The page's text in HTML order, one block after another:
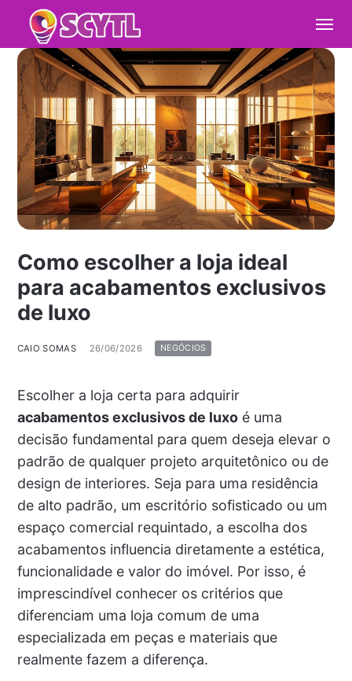
Como escolher a loja ideal
para acabamentos exclusivos
de luxo
CAIO SOMAS 26/06/2026 NEGÓCIOS
Escolher a loja certa para adquirir
acabamentos exclusivos de luxoé uma
decisão fundamental para quem deseja elevar o
padrão de qualquer projeto arquitetônico ou de
design de interiores. Seja para uma residência
de alto padrão, um escritório sofisticado ou um
espaço comercial requintado, a escolha dos
acabamentos influencia diretamente a estética,
funcionalidade e valor do imóvel. Por isso, é
imprescindível conhecer os critérios que
diferenciam uma loja comum de uma
especializada em peças e materiais que
realmente fazem a diferença.